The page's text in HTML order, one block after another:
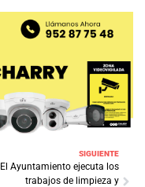
SIGUIENTE
El Ayuntamiento ejecuta los
trabajos de limpieza y